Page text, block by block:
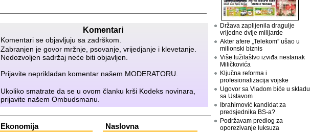
Komentari
Komentari se objavljuju sa zadrškom.
Zabranjen je govor mržnje, psovanje, vrijedjanje i klevetanje.
Nedozvoljen sadržaj neće biti objavljen.
Prijavite neprikladan komentar našem MODERATORU
Ukoliko smatrate da se u ovom članku krši Kodeks novinara,
prijavite našemOmbudsmanu
Ekonomija Naslovna
Država zaplijenila dragulje
vrijedne dvije milijarde
Akter afere „Telekom” ušao u
milionski biznis
Više tužilaštvo izviđa nestanak
Miličkovića
Ključna reforma i
profesionalizacija vojske
Ugovor sa Vladom biće u skladu
sa Ustavom
Ibrahimović kandidat za
predsjednika BS-a?
Podržavam predlog za
oporezivanje luksuza